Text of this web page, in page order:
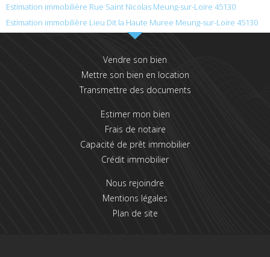
Estimation immobilière Rue Saint Nicolas Meung-sur-Loire 45130
Estimation immobilière Lieu Dit la Haute Muree Meung-sur-Loire 45130
Vendre son bien
Mettre son bien en location
Transmettre des documents
Estimer mon bien
Frais de notaire
Capacité de prêt immobilier
Crédit immobilier
Nous rejoindre
Mentions légales
Plan de site